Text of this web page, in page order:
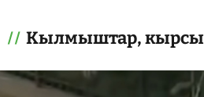
Кылмыштар,